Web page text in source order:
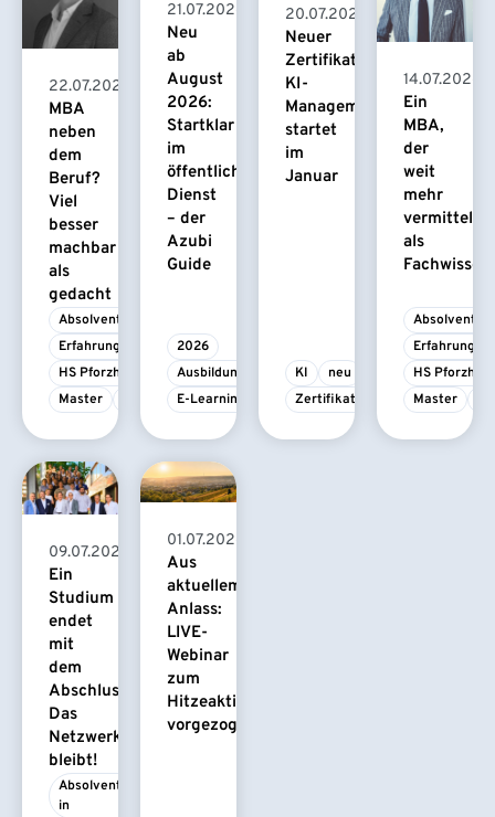
22.07.2026
MBA
neben
dem
Beruf?
Viel
besser
machbar
als
gedacht
Absolvent/-in
Erfahrungsbericht
HS Pforzheim
Master
21.07.2026
Neu
ab
August
2026:
Startklar
im
öffentlichen
Dienst
– der
Azubi
Guide
2026
Ausbildung
E-Learning
20.07.2026
Neuer
Zertifikatskurs
KI-
Management
startet
im
Januar
KI
neu
Zertifikatskurs
14.07.2026
Ein
MBA,
der
weit
mehr
vermittelt
als
Fachwissen
Absolvent/-
HS
Master
09.07.2026
Ein
Studium
endet
mit
dem
Abschluss.
Das
Netzwerk
bleibt!
Absolvent/-
in
01.07.2026
Aus
aktuellem
Anlass:
LIVE-
Webinar
zum
Hitzeaktionsplan
vorgezogen